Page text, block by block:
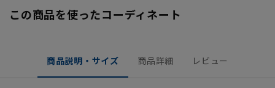
この商品を使ったコーディネート
商品説明・サイズ 商品詳細 レビュー